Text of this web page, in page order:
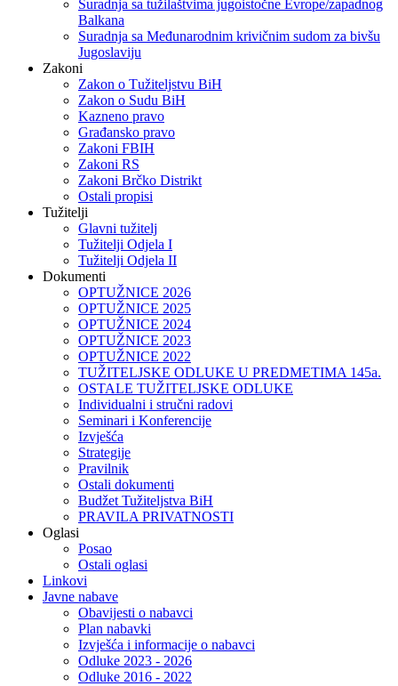
Suradnja sa tužilaštvima jugoistočne Evrope/zapadnog
Balkana
Suradnja sa Međunarodnim krivičnim sudom za bivšu
Jugoslaviju
Zakoni
Zakon o Тužiteljstvu BiH
Zakon o Sudu BiH
Kazneno pravo
Građansko pravo
Zakoni FBIH
Zakoni RS
Zakoni Brčko Distrikt
Ostali propisi
Tužitelji
Glavni tužitelj
Tužitelji Odjela I
Tužitelji Odjela II
Dokumenti
OPTUŽNICE 2026
OPTUŽNICE 2025
OPTUŽNICE 2024
OPTUŽNICE 2023
OPTUŽNICE 2022
TUŽITELJSKE ODLUKE U PREDMETIMA 145a.
OSTALE TUŽITELJSKE ODLUKE
Individualni i stručni radovi
Seminari i Konferencije
Izvješća
Strategije
Pravilnik
Ostali dokumenti
Budžet Tužiteljstva BiH
PRAVILA PRIVATNOSTI
Oglasi
Posao
Ostali oglasi
Linkovi
Javne nabave
Obavijesti o nabavci
Plan nabavki
Izvješća i informacije o nabavci
Odluke 2023 - 2026
Odluke 2016 - 2022